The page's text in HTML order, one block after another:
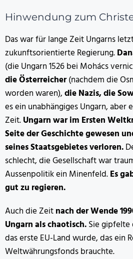
Hinwendung zum
Das war für lange Zeit Ungarns
zukunftsorientierte Regierung.
(die Ungarn 1526 bei Mohács
die Österreicher(nachdem die
worden waren),die Nazis, die
es ein unabhängiges Ungarn, aber
Zeit.Ungarn war im Ersten
Seite der Geschichte gewesen
seines Staatsgebietes verloren.
schlecht, die Gesellschaft war
Aussenpolitik ein Minenfeld.Es
gut zu regieren.
Auch die Zeitnach der Wende
Ungarn als chaotisch.Sie gipfelte
das erste EU-Land wurde, das ein
Weltwährungsfonds brauchte.